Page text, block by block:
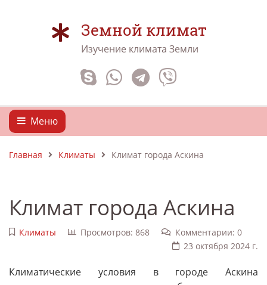
Земной климат
Изучение климата Земли
Меню
Главная Климаты Климат города Аскина
Климат города Аскина
Климаты Просмотров: 868
Комментарии: 0
23 октября 2024 г.
Климатические условия в городе Аскина